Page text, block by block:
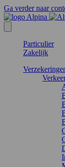
Ga verder naar
Particulier
Zakelijk